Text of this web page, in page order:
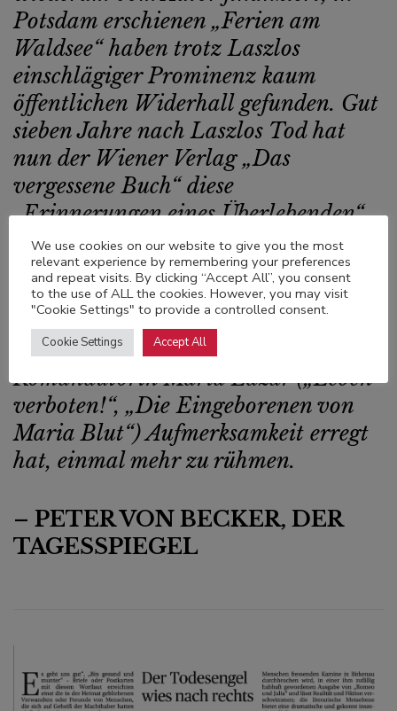
Potsdam erschienen „Ferien am
Waldsee“ haben trotz Laszlos
einschlägiger Prominenz kaum
öffentlichen Widerhall gefunden. Gut
sieben Jahre nach Laszlos Tod hat
nun der Wiener Verlag „Das
vergessene Buch“ diese
„Erinnerungen eines Überlebenden“
(Untertitel) neu ediert. Allein dafür
ist das kleine Unternehmen, das
zuletzt schon mit der
Wiederentdeckung der 1948
verstorbenen jüdischen Wiener
Romanautorin Maria Lazar („Leben
verboten!“, „Die Eingeborenen von
Maria Blut“) Aufmerksamkeit erregt
hat, einmal mehr zu rühmen.
– PETER VON BECKER, DER
TAGESSPIEGEL
We use cookies on our website to give you the most
relevant experience by remembering your preferences
and repeat visits. By clicking “Accept All”, you consent
to the use of ALL the cookies. However, you may visit
"Cookie Settings" to provide a controlled consent.
Cookie Settings Accept All